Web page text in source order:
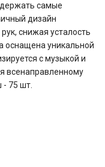
самые
дизайн
снижая усталость
оснащена уникальной
с музыкой и
всенаправленному
75 шт.